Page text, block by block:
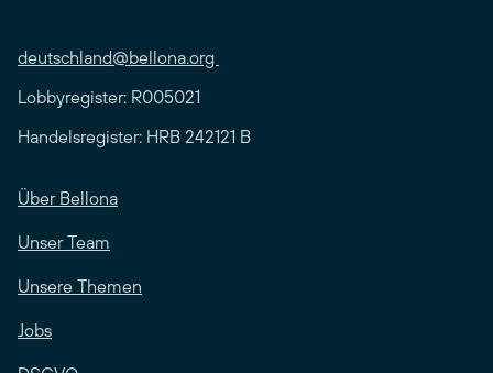
deutschland@bellona.org
Lobbyregister: R005021
Handelsregister: HRB 242121 B
Über Bellona
Unser Team
Unsere Themen
Jobs